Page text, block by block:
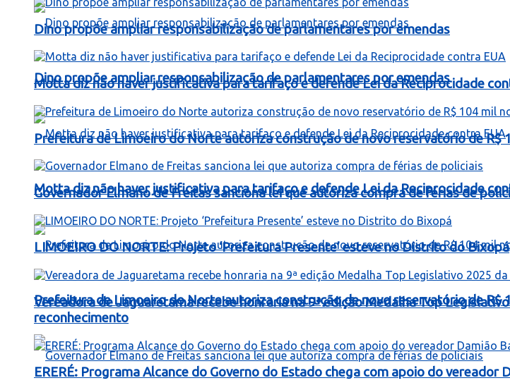
Dino propõe ampliar responsabilização de parlamentares por emendas
Motta diz não haver justificativa para tarifaço e defende Lei da Reciprocidade
Prefeitura de Limoeiro do Norte autoriza construção de novo reservatório de R$
Dino propõe ampliar responsabilização de parlamentares por emendas
Motta diz não haver justificativa para tarifaço e defende Lei da Reciprocidade
Prefeitura de Limoeiro do Norte autoriza construção de novo reservatório de R$
Governador Elmano de Freitas sanciona lei que autoriza compra de férias de
LIMOEIRO DO NORTE: Projeto ‘Prefeitura Presente’ esteve no Distrito do Bixopá
Vereadora de Jaguaretama recebe honraria na 9ª edição Medalha Top
reconhecimento
ERERÉ: Programa Alcance do Governo do Estado chega com apoio do vereador